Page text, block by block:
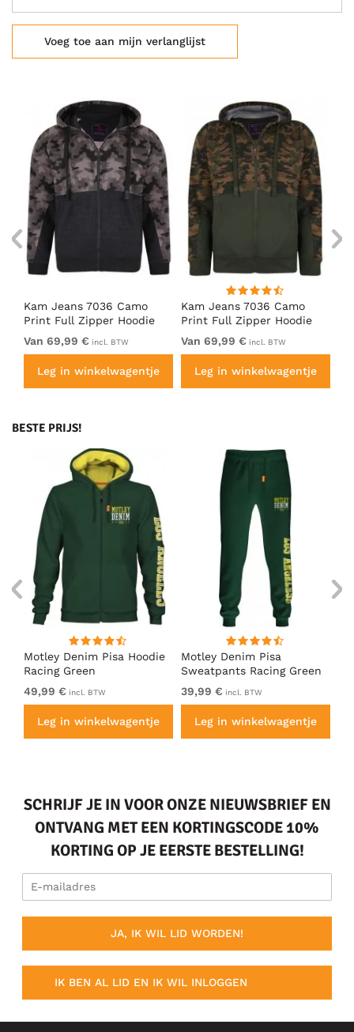
Voeg toe aan mijn verlanglijst
Kam Jeans 7036 Camo
Print Full Zipper Hoodie
Charcoal
Van 69,99 € incl. BTW
Leg in winkelwagentje
Kam Jeans 7036 Camo
Print Full Zipper Hoodie
Khaki
Van 69,99 € incl. BTW
Leg in winkelwagentje
BESTE PRIJS!
Motley Denim Pisa Hoodie
Racing Green
49,99 € incl. BTW
Leg in winkelwagentje
Motley Denim Pisa
Sweatpants Racing Green
39,99 € incl. BTW
Leg in winkelwagentje
SCHRIJF JE IN VOOR ONZE NIEUWSBRIEF EN
ONTVANG MET EEN KORTINGSCODE 10%
KORTING OP JE EERSTE BESTELLING!
JA, IK WIL LID WORDEN!
IK BEN AL LID EN IK WIL INLOGGEN